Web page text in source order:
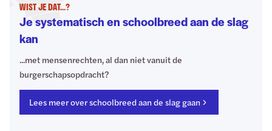
WIST JE DAT...?
Wist je dat...?:
Je systematisch en schoolbreed aan de slag
kan
...met mensenrechten, al dan niet vanuit de
burgerschapsopdracht?
Lees meer over schoolbreed aan de slag gaan